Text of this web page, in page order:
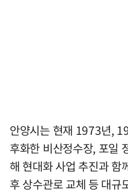
안양시는 현재 1973년,
후화한 비산정수장, 포일
해 현대화 사업 추진과 함
후 상수관로 교체 등 대규